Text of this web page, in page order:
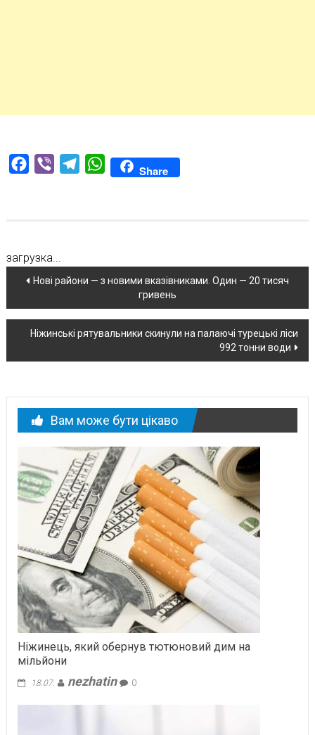
Facebook
Viber TelegramWhatsAppShare
загрузка...
Навігація
по
новині
Нові райони — з новими вказівниками. Один — 20 тисяч
гривень
Ніжинські рятувальники скинули на палаючі турецькі ліси
992 тонни води
Вам може бути цікаво
Ніжинець, який обернув тютюновий дим на
мільйони
18.07. nezhatin 0